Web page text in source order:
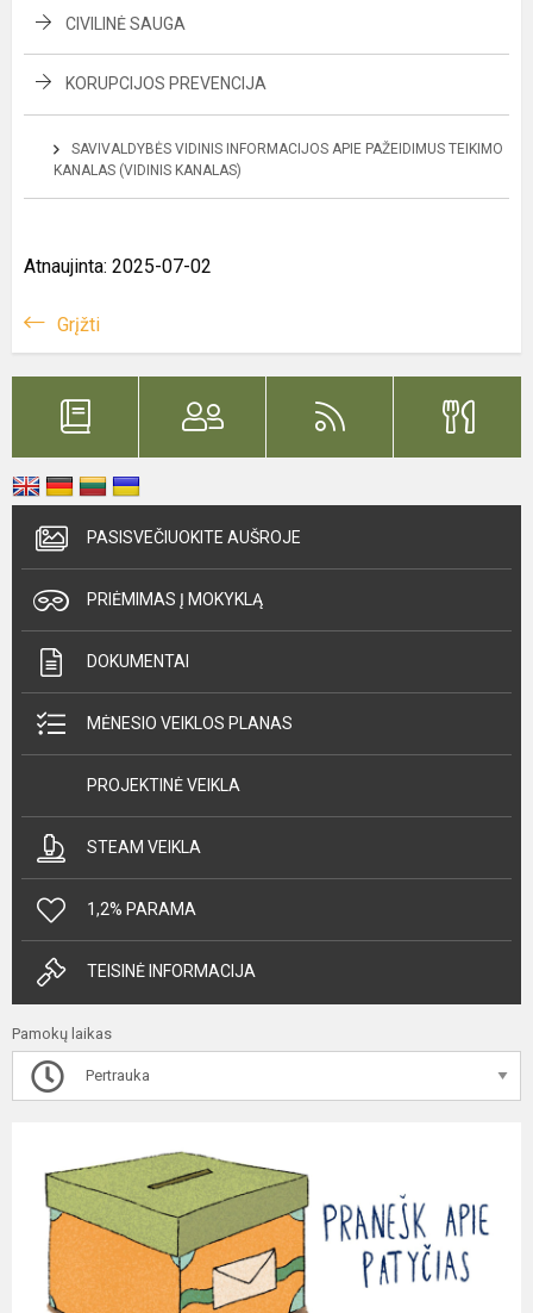
CIVILINĖ SAUGA
KORUPCIJOS PREVENCIJA
SAVIVALDYBĖS VIDINIS INFORMACIJOS APIE PAŽEIDIMUS TEIKIMO
KANALAS (VIDINIS KANALAS)
Atnaujinta: 2025-07-02
Grįžti
PASISVEČIUOKITE AUŠROJE
PRIĖMIMAS Į MOKYKLĄ
DOKUMENTAI
MĖNESIO VEIKLOS PLANAS
PROJEKTINĖ VEIKLA
STEAM VEIKLA
1,2% PARAMA
TEISINĖ INFORMACIJA
Pamokų laikas
Pertrauka